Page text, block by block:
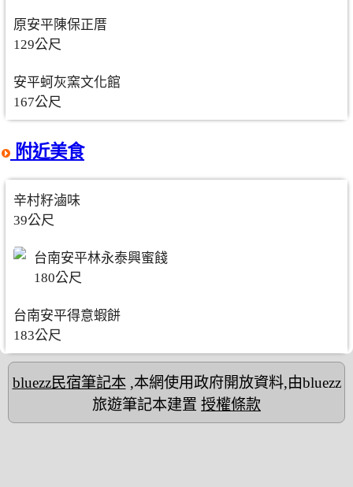
原安平陳保正厝
129公尺
安平蚵灰窯文化館
167公尺
附近美食
辛村籽滷味
39公尺
台南安平林永泰興蜜餞
180公尺
台南安平得意蝦餅
183公尺
bluezz民宿筆記本,本網使用政府開放資料,由bluezz
旅遊筆記本建置 授權條款